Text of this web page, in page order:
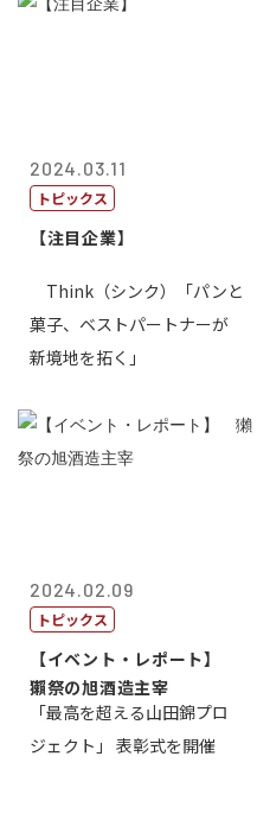
2024.03.11
トピックス
【注目企業】
Think（シンク）「パンと
菓子、ベストパートナーが
新境地を拓く」
2024.02.09
トピックス
【イベント・レポート】
獺祭の旭酒造主宰
「最高を超える山田錦プロ
ジェクト」 表彰式を開催